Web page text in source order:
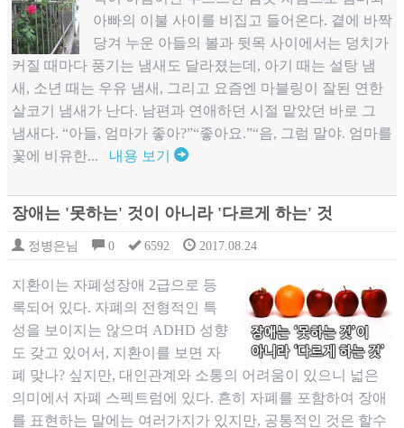
아빠의 이불 사이를 비집고 들어온다. 곁에 바짝
당겨 누운 아들의 볼과 뒷목 사이에서는 덩치가
커질 때마다 풍기는 냄새도 달라졌는데, 아기 때는 설탕 냄
새, 소년 때는 우유 냄새, 그리고 요즘엔 마블링이 잘된 연한
살코기 냄새가 난다. 남편과 연애하던 시절 맡았던 바로 그
냄새다. “아들, 엄마가 좋아?”“좋아요.”“음, 그럼 말야. 엄마를
꽃에 비유한... 내용 보기
장애는 '못하는' 것이 아니라 '다르게 하는' 것
정병은님 0 6592 2017.08.24
지환이는 자폐성장애 2급으로 등
록되어 있다. 자폐의 전형적인 특
성을 보이지는 않으며 ADHD 성향
도 갖고 있어서, 지환이를 보면 자
폐 맞나? 싶지만, 대인관계와 소통의 어려움이 있으니 넓은
의미에서 자폐 스펙트럼에 있다. 흔히 자폐를 포함하여 장애
를 표현하는 말에는 여러가지가 있지만, 공통적인 것은 할수